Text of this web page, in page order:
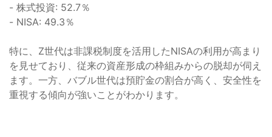
- 株式投資: 52.7％
- NISA: 49.3％
特に、Z世代は非課税制度を活用したNISAの利用が高まり
を見せており、従来の資産形成の枠組みからの脱却が伺え
ます。一方、バブル世代は預貯金の割合が高く、安全性を
重視する傾向が強いことがわかります。